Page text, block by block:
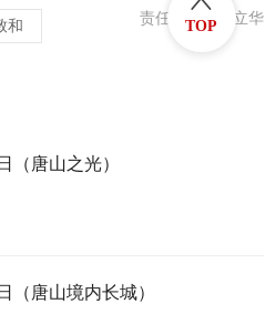
和 责任编辑：冯立华
（唐山之光）
（唐山境内长城）
TOP